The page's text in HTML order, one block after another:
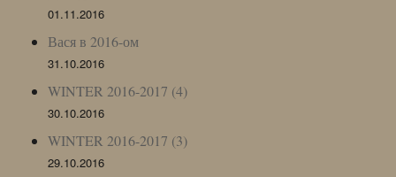
01.11.2016
Вася в 2016-ом
31.10.2016
WINTER 2016-2017 (4)
30.10.2016
WINTER 2016-2017 (3)
29.10.2016